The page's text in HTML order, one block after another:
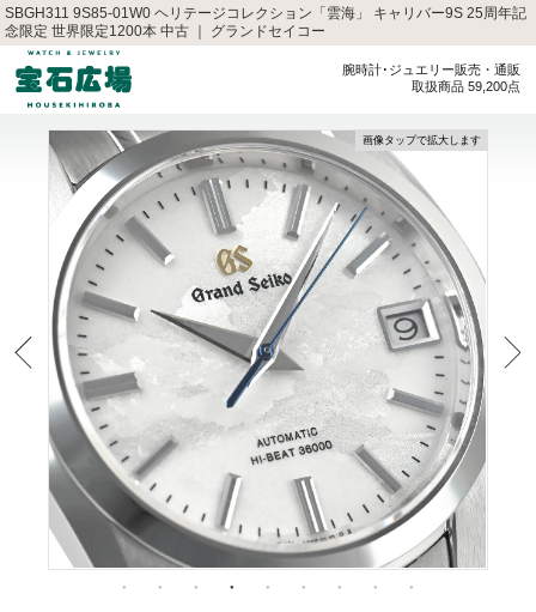
SBGH311 9S85-01W0 ヘリテージコレクション「雲海」 キャリバー9S 25周年記
念限定 世界限定1200本 中古 ｜ グランドセイコー
腕時計･ジュエリー販売・通販
取扱商品 59,200点
画像タップで拡大します